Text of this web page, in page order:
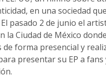
en una sociedad
pasado 2 de junio el
la Ciudad de México
de forma presencial y
presentar su EP a fans